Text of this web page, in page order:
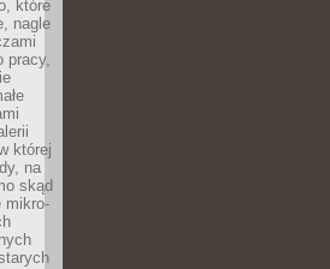
które
nagle
pracy,
której
na
skąd
mikro-